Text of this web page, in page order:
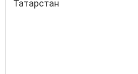
Татарстан